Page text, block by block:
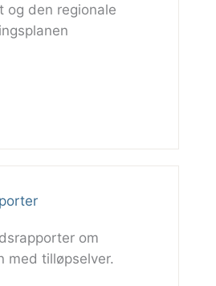
og den regionale
om
med tilløpselver.